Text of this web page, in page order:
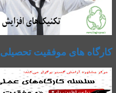
کارگاه های موفقیت تحصیلی